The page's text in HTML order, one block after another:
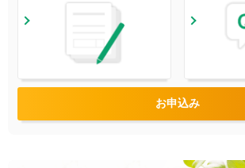
お申込み